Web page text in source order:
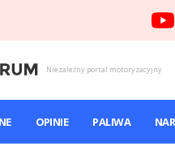
Niezależny portal motoryzacyjny
OPINIE PALIWA